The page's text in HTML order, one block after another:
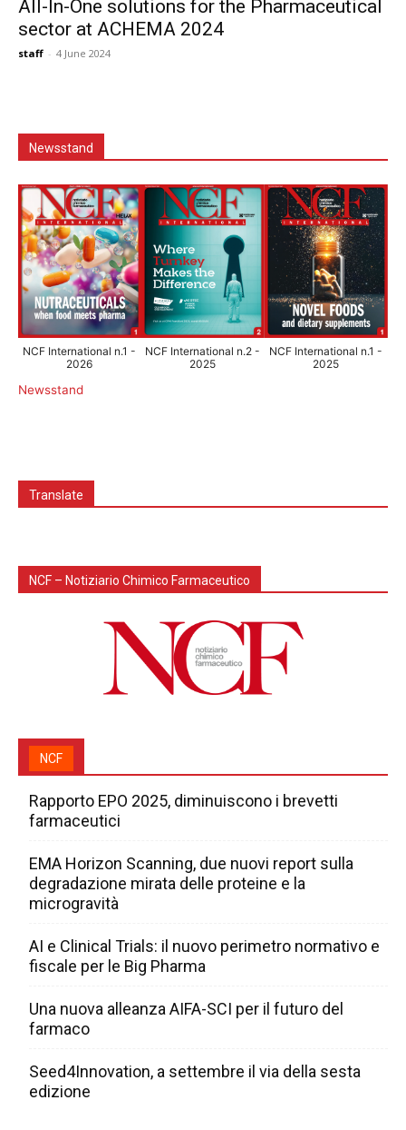
All-In-One solutions for the Pharmaceutical
sector at ACHEMA 2024
staff - 4 June 2024
Newsstand
NCF International n.1 -
2026
NCF International n.2 -
2025
NCF International n.1 -
2025
Newsstand
Translate
NCF – Notiziario Chimico Farmaceutico
NCF
Rapporto EPO 2025, diminuiscono i brevetti
farmaceutici
EMA Horizon Scanning, due nuovi report sulla
degradazione mirata delle proteine e la
microgravità
AI e Clinical Trials: il nuovo perimetro normativo e
fiscale per le Big Pharma
Una nuova alleanza AIFA-SCI per il futuro del
farmaco
Seed4Innovation, a settembre il via della sesta
edizione